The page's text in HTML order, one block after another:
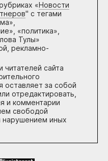
«Новости
" с тегами
«политика»,
Тулы»
рекламно-
сайта
оставляет за собой
отредактировать,
и комментарии
свободой
нарушением иных